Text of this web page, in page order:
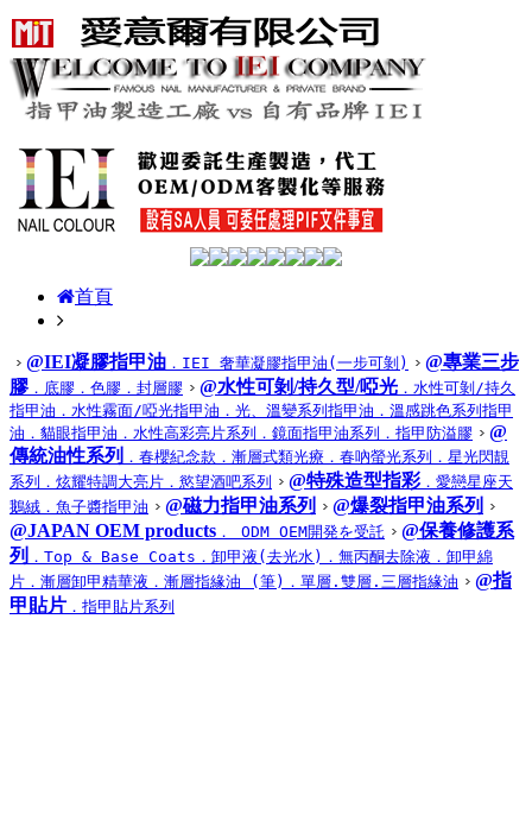
首頁
@IEI凝膠指甲油 ．IEI 奢華凝膠指甲油(一步可剝)
@專業三步
膠．底膠 ．色膠 ．封層膠 @水性可剝/持久型/啞光 ．水性可剝/持久
指甲油 ．水性霧面/啞光指甲油 ．光、溫變系列指甲油 ．溫感跳色系列指甲
油 ．貓眼指甲油 ．水性高彩亮片系列 ．鏡面指甲油系列 ．指甲防溢膠
@
傳統油性系列 ．春櫻紀念款 ．漸層式類光療 ．春吶螢光系列 ．星光閃靚
系列 ．炫耀特調大亮片 ．慾望酒吧系列 @特殊造型指彩．愛戀星座天
鵝絨 ．魚子醬指甲油 @磁力指甲油系列
@爆裂指甲油系列
@JAPAN OEM products ． ODM OEM開発を受託
@保養修護系
列 ．Top & Base Coats ．卸甲液(去光水) ．無丙酮去除液 ．卸甲綿
片 ．漸層卸甲精華液 ．漸層指緣油 (筆) ．單層.雙層.三層指緣油
@指
甲貼片 ．指甲貼片系列